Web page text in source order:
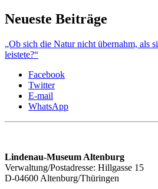
Neueste Beiträge
„Ob sich die Natur nicht übernahm, als
leistete?“
Facebook
Twitter
E-mail
WhatsApp
Lindenau-Museum Altenburg
Verwaltung/Postadresse: Hillgasse 15
D-04600 Altenburg/Thüringen